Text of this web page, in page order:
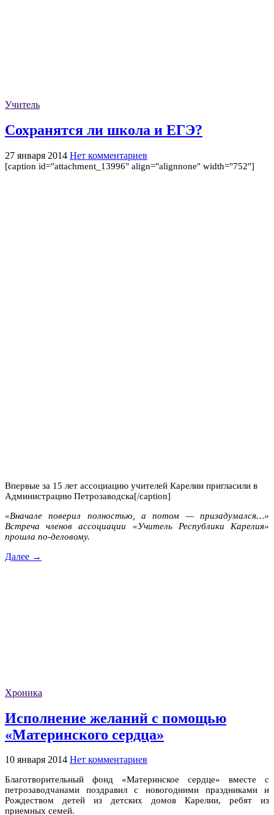
Учитель
Сохранятся ли школа и ЕГЭ?
27 января 2014 Нет комментариев
[caption id="attachment_13996" align="alignnone" width="752"]
Впервые за 15 лет ассоциацию учителей Карелии пригласили в
Администрацию Петрозаводска[/caption]
«Вначале поверил полностью, а потом — призадумался…»
Встреча членов ассоциации «Учитель Республики Карелия»
прошла по-деловому.
Далее →
Хроника
Исполнение желаний с помощью
«Материнского сердца»
10 января 2014 Нет комментариев
Благотворительный фонд «Материнское сердце» вместе с
петрозаводчанами поздравил с новогодними праздниками и
Рождеством детей из детских домов Карелии, ребят из
приемных семей.